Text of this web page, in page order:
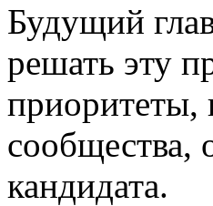
Будущий
решать эту
приоритеты,
сообщества,
кандидата.